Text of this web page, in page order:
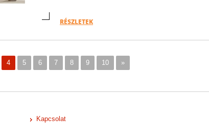
RÉSZLETEK
4 5 6 7 8 9 10 »
Kapcsolat